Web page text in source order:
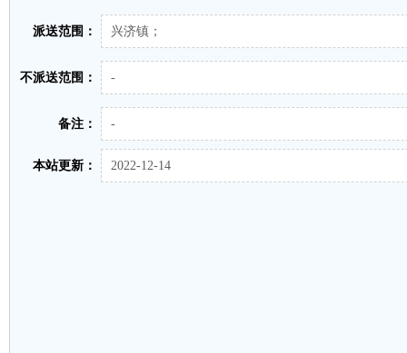
派送范围： 兴济镇；
不派送范围： -
备注： -
本站更新： 2022-12-14